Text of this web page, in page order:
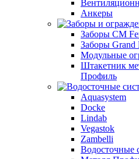
Анкеры
Заборы CM
Заборы Grand
Модульные
Штакетник
Профиль
Aquasystem
Docke
Lindab
Vegastok
Zambelli
Водосточные